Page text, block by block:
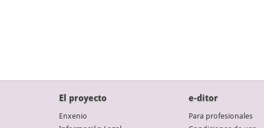
El proyecto
Enxenio
e-ditor
Para profesionales